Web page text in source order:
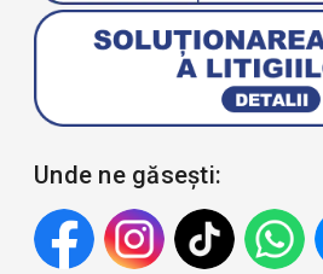
Unde ne găsești: